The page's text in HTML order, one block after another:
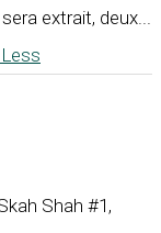
extrait, deux...
Shah #1,